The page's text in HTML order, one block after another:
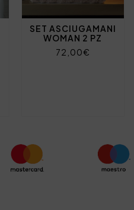
SET ASCIUGAMANI
WOMAN 2 PZ
72,00€